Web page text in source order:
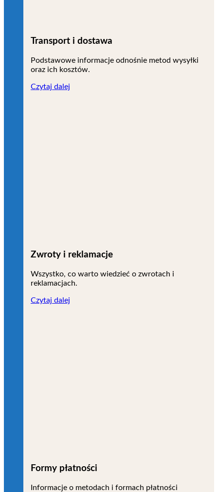
Transport i dostawa
Podstawowe informacje odnośnie metod wysyłki
oraz ich kosztów.
Czytaj dalej
Zwroty i reklamacje
Wszystko, co warto wiedzieć o zwrotach i
reklamacjach.
Czytaj dalej
Formy płatności
Informacje o metodach i formach płatności